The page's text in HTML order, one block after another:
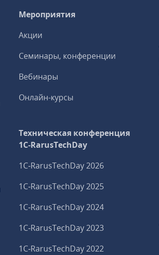
Мероприятия
Акции
Семинары, конференции
Вебинары
Онлайн-курсы
Техническая конференция
1C‑RarusTechDay
1C‑RarusTechDay 2026
1C‑RarusTechDay 2025
1C‑RarusTechDay 2024
1C‑RarusTechDay 2023
1C‑RarusTechDay 2022